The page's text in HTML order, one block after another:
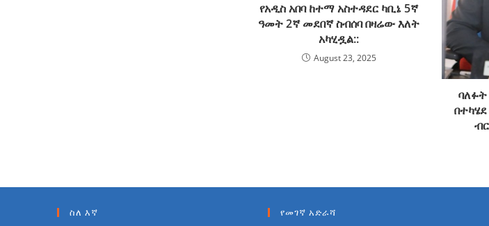
የአዲስ አበባ ከተማ አስተዳደር ካቢኔ 5ኛ
ዓመት 2ኛ መደበኛ ስብሰባ በዛሬው እለት
አካሂዷል::
August 23, 2025
ስለ እኛ የመገኛ አድራሻ